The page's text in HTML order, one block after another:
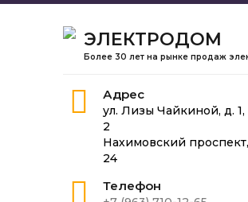
ЭЛЕКТРОДОМ
Более 30 лет на рынке продаж
Адрес
ул. Лизы Чайкиной, д. 1,
2
Нахимовский
24
Телефон